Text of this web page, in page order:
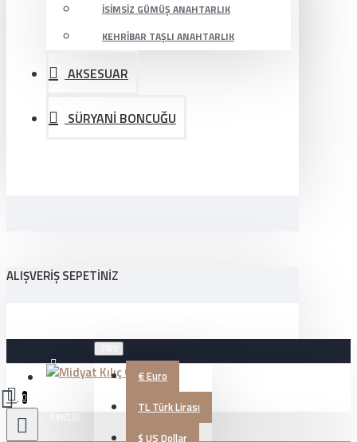
İSIMSIZ GÜMÜŞ ANAHTARLIK
KEHRIBAR TAŞLI ANAHTARLIK
AKSESUAR
SÜRYANİ BONCUĞU
ALIŞVERIŞ SEPETINIZ
Üye Girişi €Euro
TL Türk Lirası
$ US Dollar
0